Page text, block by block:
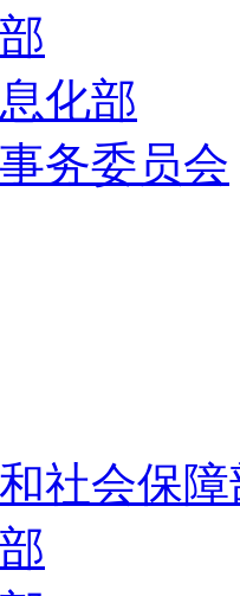
化部
务委员会
社会保